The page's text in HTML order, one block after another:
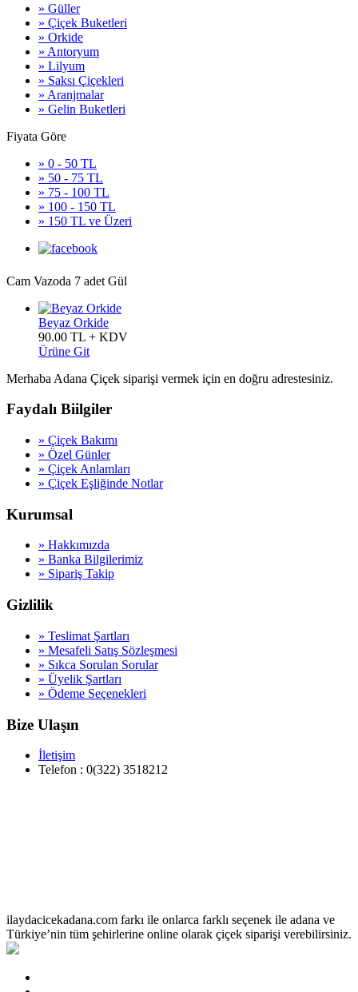
» Güller
» Çiçek Buketleri
» Orkide
» Antoryum
» Lilyum
» Saksı Çiçekleri
» Aranjmalar
» Gelin Buketleri
Fiyata Göre
» 0 - 50 TL
» 50 - 75 TL
» 75 - 100 TL
» 100 - 150 TL
» 150 TL ve Üzeri
Cam Vazoda 7 adet Gül
Beyaz Orkide
90.00 TL + KDV
Ürüne Git
Merhaba Adana Çiçek siparişi vermek için en doğru adrestesiniz.
Faydalı Biilgiler
» Çiçek Bakımı
» Özel Günler
» Çiçek Anlamları
» Çiçek Eşliğinde Notlar
Kurumsal
» Hakkımızda
» Banka Bilgilerimiz
» Sipariş Takip
Gizlilik
» Teslimat Şartları
» Mesafeli Satış Sözleşmesi
» Sıkca Sorulan Sorular
» Üyelik Şartları
» Ödeme Seçenekleri
Bize Ulaşın
İletişim
Telefon : 0(322) 3518212
ilaydacicekadana.com farkı ile onlarca farklı seçenek ile adana ve
Türkiye’nin tüm şehirlerine online olarak çiçek siparişi verebilirsiniz.